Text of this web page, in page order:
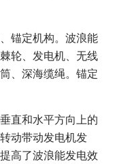
锚定机构。波浪能
轮、发电机、无线
、深海缆绳。锚定
直和水平方向上的
动带动发电机发
高了波浪能发电效